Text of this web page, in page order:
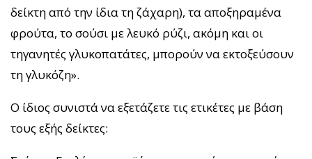
δείκτη από την ίδια τη ζάχαρη), τα αποξηραμένα
φρούτα, το σούσι με λευκό ρύζι, ακόμη και οι
τηγανητές γλυκοπατάτες, μπορούν να εκτοξεύσουν
τη γλυκόζη».
Ο ίδιος συνιστά να εξετάζετε τις ετικέτες με βάση
τους εξής δείκτες: